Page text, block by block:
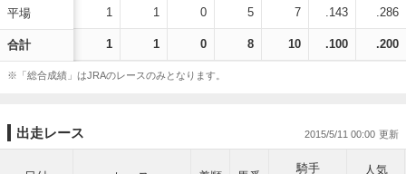
平場
合計
1 1 0 5 7 .143 .286
1 1 0 8 10 .100 .200
※「総合成績」はJRAのレースのみとなります。
出走レース 2015/5/11 00:00
騎手
人気